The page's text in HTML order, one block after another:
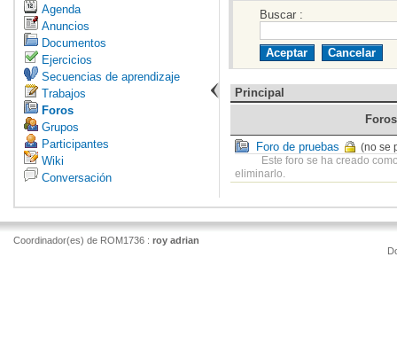
Agenda
Anuncios
Documentos
Ejercicios
Secuencias de aprendizaje
Trabajos
Foros
Grupos
Participantes
Wiki
Conversación
Buscar :
Principal
Foro de pruebas
(no se
Este foro se ha creado
eliminarlo.
Coordinador(es) de ROM1736 : roy adrian